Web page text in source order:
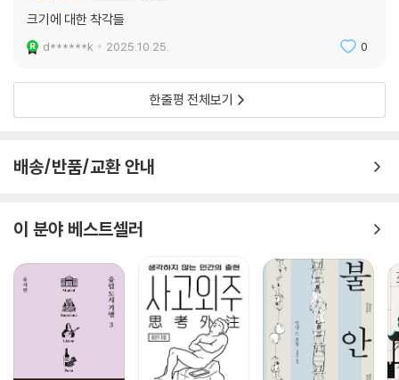
규모의 경제는 늘 적용되는 법칙이 아니다. 바츨라프 스밀은 대도시의 에
너지 효율이 소도시보다 더 높은지를 따져본다. 도시는 세계 인구의 55퍼
의 70퍼센트 이상을 생성한다. 큰 도시가 작은 도시보다 상대적으로 에너
지를 더 아낄 수 있는 것도, 온실가스를 덜 배출하는 것도 아니었다. 이러한
한다. 유조선의 크기는 제2차 세계대전 직후부터 15배 이상 커졌지만, 19
70년대 이후 증가 추세가 멈췄다. 큰 배를 건조하는 데 기술적 장애물은 전
질수록 활용도 대비 건조 비용이 급격히 증가했기 때문이다. 생물과 인공
물의 성장을 가로막는 것은 물리법칙만이 아니다.
ㆍ 키가 클수록 소득은 높지만 기대 수명이 줄어든다는 통계의 진실은?
키는 유전의 결과인 동시에 사회경제적 환경의 산물이기도 하다. 가정의
소득, 교육, 보건의 수준은 아동의 키만이 아니라 추후 임금에도 영향을 미
치기 때문에 자연히 키가 크면 소득이 높다는 통계가 나올 수 있다. 그렇다
면 키와 수명의 관계는 어떨까? 과거에는 키가 크면 수명도 길다고 생각했
크기에 대한 착각들
d******k 2025.10.25. 0
한줄평 전체보기
배송/반품/교환 안내
이 분야 베스트셀러